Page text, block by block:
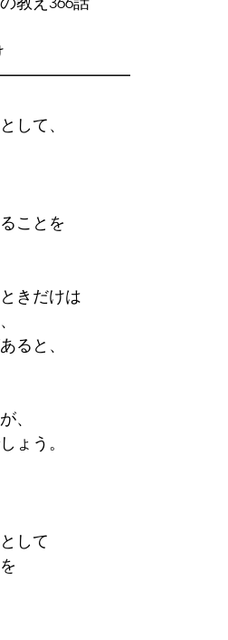
して、
ことを
きだけは
ると、
、
ょう。
して